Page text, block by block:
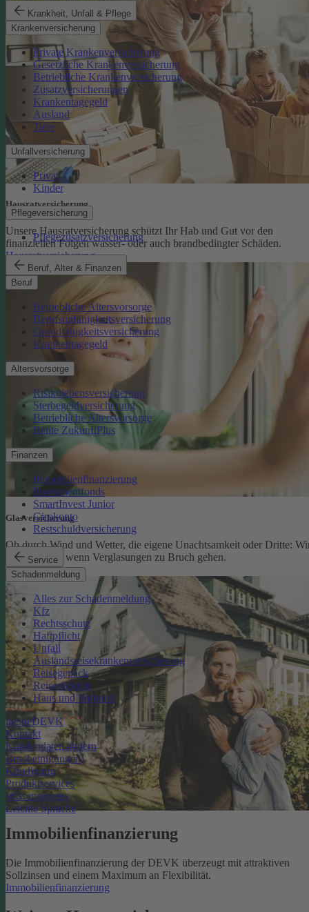
Krankheit, Unfall & Pflege
Krankenversicherung
Private Krankenversicherung
Gesetzliche Krankenversicherung
Betriebliche Krankenversicherung
Zusatzversicherungen
Krankentagegeld
Ausland
Tiere
Unfallversicherung
Privat
Kinder
Pflegeversicherung
Pflegezusatzversicherung
Beruf, Alter & Finanzen
Beruf
Betriebliche Altersvorsorge
Berufsunfähigkeitsversicherung
Grundfähigkeitsversicherung
Krankentagegeld
Altersvorsorge
Risikolebensversicherung
Sterbegeldversicherung
Betriebliche Altersvorsorge
Rente ZukunftPlus
Finanzen
Immobilienfinanzierung
Investmentfonds
SmartInvest Junior
Girokonto
Restschuldversicherung
Service
Schadenmeldung
Alles zur Schadenmeldung
Kfz
Rechtsschutz
Haftpflicht
Unfall
Auslandsreisekrankenversicherung
Reisegepäck
Reiserücktritt
Haus und Wohnen
meineDEVK
Kontakt
Kundendaten ändern
Bescheinigungen
Kündigung
Produktservices
Wissenswertes
Leichte Sprache
Hausratversicherung
Unsere Hausratversicherung schützt Ihr Hab und Gut vor den
finanziellen Folgen wasser- oder auch brandbedingter Schäden.
Hausratversicherung
Glasversicherung
Ob durch Wind und Wetter, die eigene Unachtsamkeit oder Dritte:
schützen Sie, wenn Verglasungen zu Bruch gehen.
Glasversicherung
Immobilienfinanzierung
Die Immobilienfinanzierung der DEVK überzeugt mit attraktiven
Sollzinsen und einem Maximum an Flexibilität.
Immobilienfinanzierung